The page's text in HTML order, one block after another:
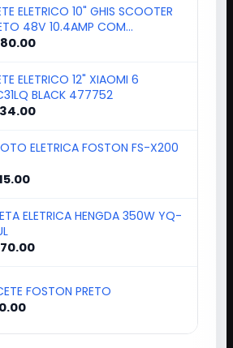
ELETRICO 10" GHIS SCOOTER
48V 10.4AMP COM
ELETRICO 12" XIAOMI 6
BLACK 477752
ELETRICA FOSTON FS-X200
ELETRICA HENGDA 350W YQ-
FOSTON PRETO